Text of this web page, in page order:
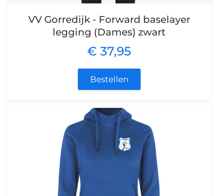
VV Gorredijk - Forward baselayer
legging (Dames) zwart
€ 37,95
Bestellen